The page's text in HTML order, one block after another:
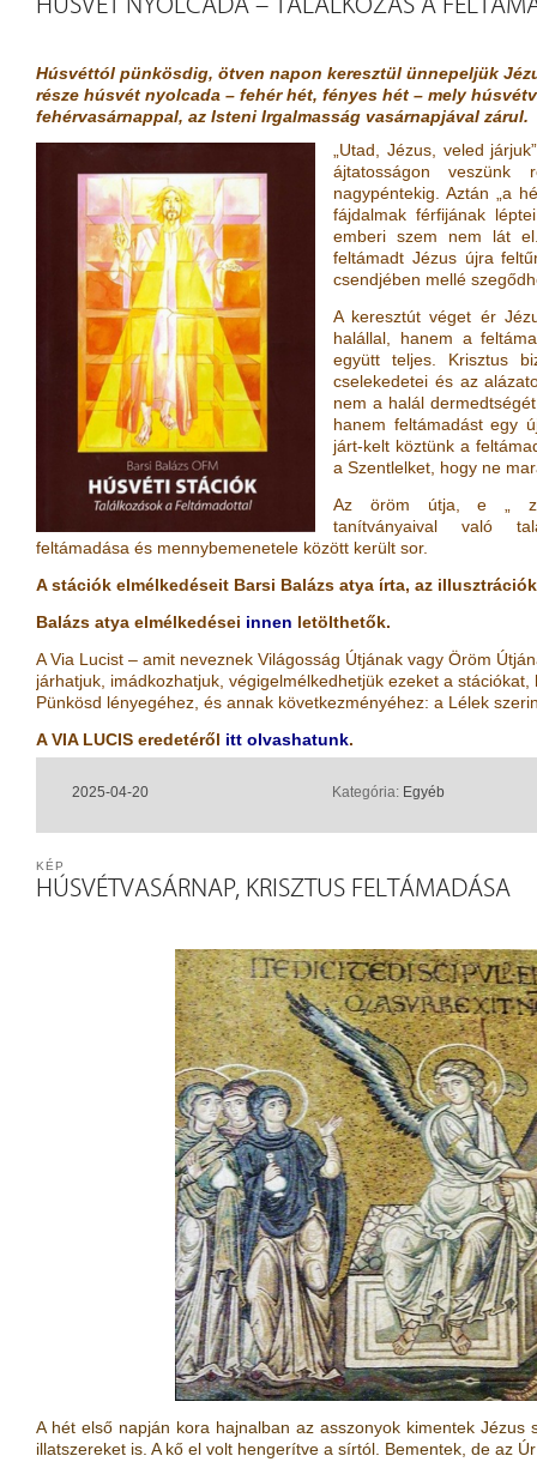
Húsvéttól pünkösdig, ötven napon keresztül ünnepeljük
része húsvét nyolcada – fehér hét, fényes hét – mely
fehérvasárnappal, az Isteni Irgalmasság vasárnapjával zárul.
„Utad, ​Jézus, veled
ájtatosságon
nagypéntekig. Aztán „a
fájdalmak férfijának
emberi szem nem lát
feltámadt Jézus újra
csendjében mellé
A keresztút véget ér
halállal, hanem a
együtt teljes. Krisztus
cselekedetei és az
nem a halál
hanem feltámadást egy
járt-kelt köztünk a
a Szentlelket, hogy ne
Az öröm útja, e „
tanítványaival való
feltámadása és mennybemenetele között került sor.
A stációk elmélkedéseit Barsi Balázs atya írta, az
Balázs atya elmélkedései innen letölthetők.
A Via Lucist – amit neveznek Világosság Útjának vagy Öröm
járhatjuk, imádkozhatjuk, végigelmélkedhetjük ezeket a
Pünkösd lényegéhez, és annak következményéhez: a Lélek
A VIA LUCIS eredetéről itt olvashatunk.
2025-04-20 Kategória: Egyéb
HÚSVÉTVASÁRNAP, KRISZTUS FELTÁMADÁSA
KÉP
A hét első napján kora hajnalban az asszonyok kimentek
illatszereket is. A kő el volt hengerítve a sírtól. Bementek, de az